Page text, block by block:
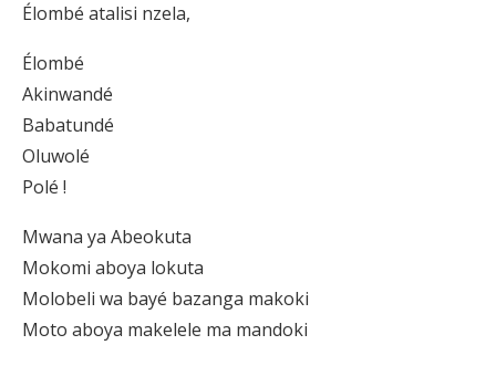
Élombé atalisi nzela,
Élombé
Akinwandé
Babatundé
Oluwolé
Polé !
Mwana ya Abeokuta
Mokomi aboya lokuta
Molobeli wa bayé bazanga makoki
Moto aboya makelele ma mandoki